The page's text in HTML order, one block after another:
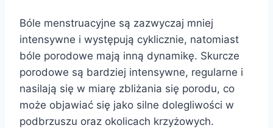
Bóle menstruacyjne są zazwyczaj mniej
intensywne i występują cyklicznie, natomiast
bóle porodowe mają inną dynamikę. Skurcze
porodowe są bardziej intensywne, regularne i
nasilają się w miarę zbliżania się porodu, co
może objawiać się jako silne dolegliwości w
podbrzuszu oraz okolicach krzyżowych.